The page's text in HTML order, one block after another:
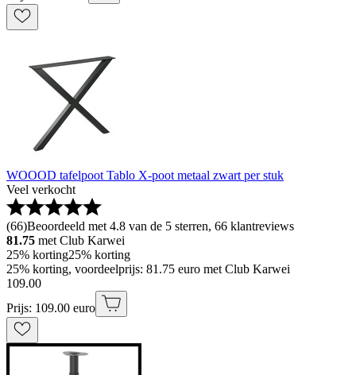
WOOOD tafelpoot Tablo X-poot metaal zwart per stuk
Veel verkocht
(66)Beoordeeld met 4.8 van de 5 sterren, 66 klantreviews
81.75 met Club Karwei
25% korting25% korting
25% korting, voordeelprijs: 81.75 euro met Club Karwei
109.00
Prijs: 109.00 euro